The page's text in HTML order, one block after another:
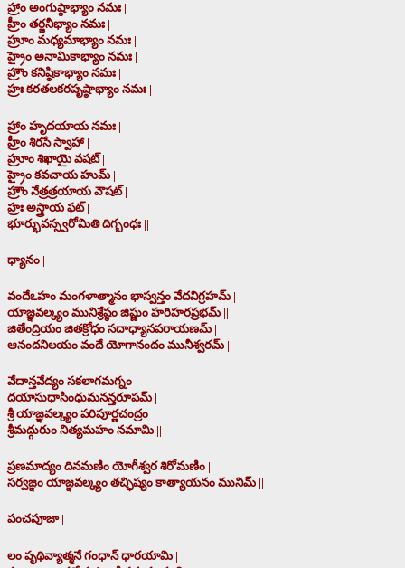
హ్రాం అంగుష్ఠాభ్యాం నమః |
హ్రీం తర్జనీభ్యాం నమః |
హ్రూం మధ్యమాభ్యాం నమః |
హ్రైం అనామికాభ్యాం నమః |
హ్రౌం కనిష్ఠికాభ్యాం నమః |
హ్రః కరతలకరపృష్ఠాభ్యాం నమః |
హ్రాం హృదయాయ నమః |
హ్రీం శిరసే స్వాహా |
హ్రూం శిఖాయై వషట్ |
హ్రైం కవచాయ హుమ్ |
హ్రౌం నేత్రత్రయాయ వౌషట్ |
హ్రః అస్త్రాయ ఫట్ |
భూర్భువస్స్వరోమితి దిగ్బంధః ||
ధ్యానం |
వందేఽహం మంగళాత్మానం భాస్వన్తం వేదవిగ్రహమ్ |
యాజ్ఞవల్క్యం మునిశ్రేష్ఠం జిష్ణుం హరిహరప్రభమ్ ||
జితేంద్రియం జితక్రోధం సదాధ్యానపరాయణమ్ |
ఆనందనిలయం వందే యోగానందం మునీశ్వరమ్ ||
వేదాన్తవేద్యం సకలాగమగ్నం
దయాసుధాసింధుమనన్తరూపమ్ |
శ్రీ యాజ్ఞవల్క్యం పరిపూర్ణచంద్రం
శ్రీమద్గురుం నిత్యమహం నమామి ||
ప్రణమాద్యం దినమణిం యోగీశ్వర శిరోమణిం |
సర్వజ్ఞం యాజ్ఞవల్క్యం తచ్ఛిష్యం కాత్యాయనం మునిమ్ ||
పంచపూజా |
లం పృథివ్యాత్మనే గంధాన్ ధారయామి |